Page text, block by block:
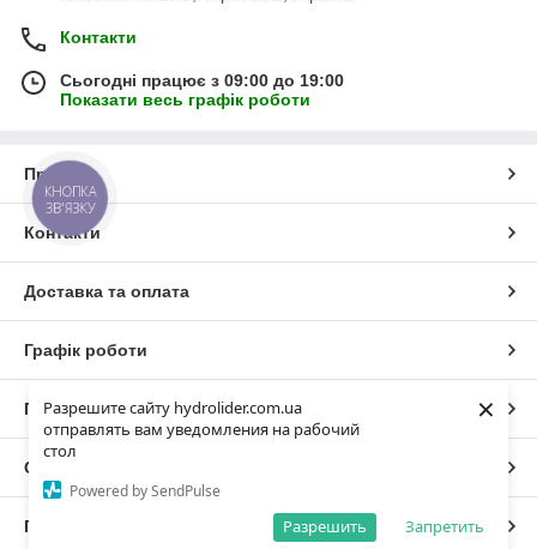
Разрешите сайту hydrolider.com.ua
отправлять вам уведомления на рабочий
стол
Powered by SendPulse
Запретить
Разрешить
×
Контакти
Сьогодні працює з 09:00 до 19:00
Показати весь графік роботи
Про нас
Контакти
Доставка та оплата
Графік роботи
Повна версія сайту
Сайт створено на маркетплейсі
Політика конфіденційності
КНОПКА
ЗВ'ЯЗКУ